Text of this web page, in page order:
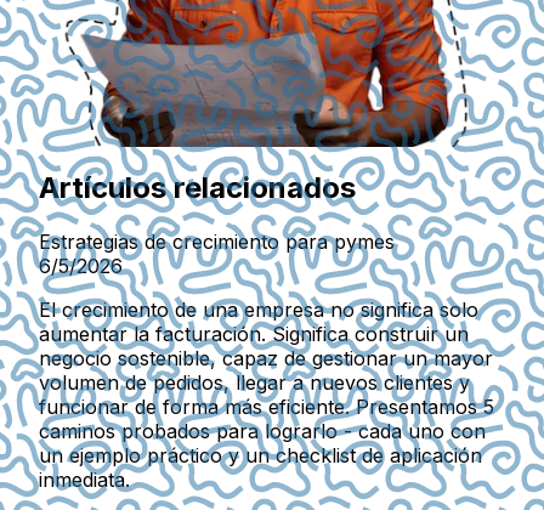
Artículos relacionados
Estrategias de crecimiento para pymes
6/5/2026
El crecimiento de una empresa no significa solo
aumentar la facturación. Significa construir un
negocio sostenible, capaz de gestionar un mayor
volumen de pedidos, llegar a nuevos clientes y
funcionar de forma más eficiente. Presentamos 5
caminos probados para lograrlo - cada uno con
un ejemplo práctico y un checklist de aplicación
inmediata.